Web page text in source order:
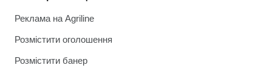
Реклама на Agriline
Розмістити оголошення
Розмістити банер